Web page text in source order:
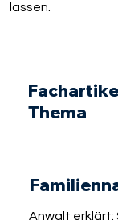
lassen.
Thema
Anwalt erklärt: